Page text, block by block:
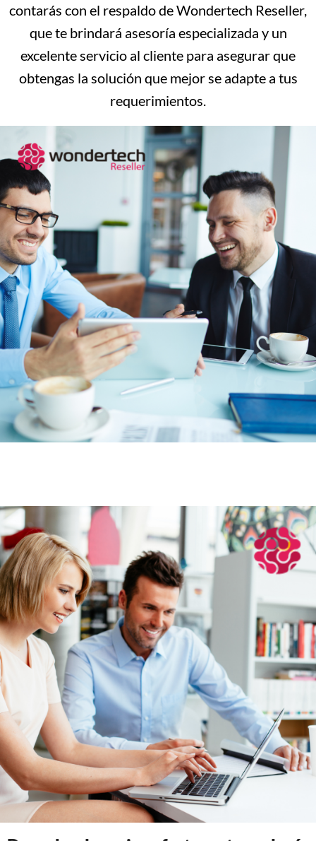
contarás con el respaldo de Wondertech Reseller,
que te brindará asesoría especializada y un
excelente servicio al cliente para asegurar que
obtengas la solución que mejor se adapte a tus
requerimientos.